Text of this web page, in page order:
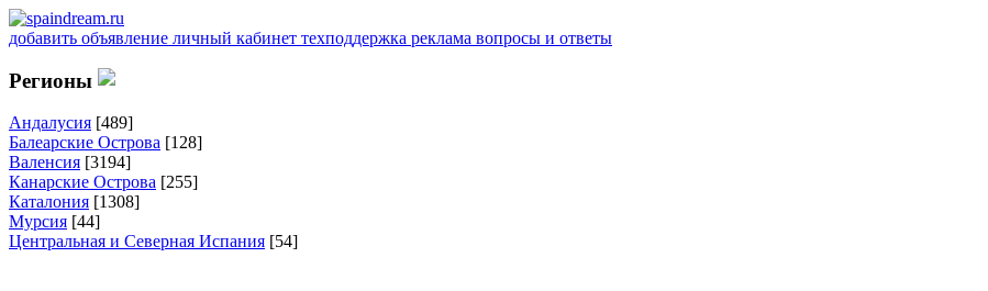
добавить объявление личный кабинет техподдержка реклама вопросы и ответы
Регионы
Андалусия [489]
Балеарские Острова [128]
Валенсия [3194]
Канарские Острова [255]
Каталония [1308]
Мурсия [44]
Центральная и Северная Испания [54]